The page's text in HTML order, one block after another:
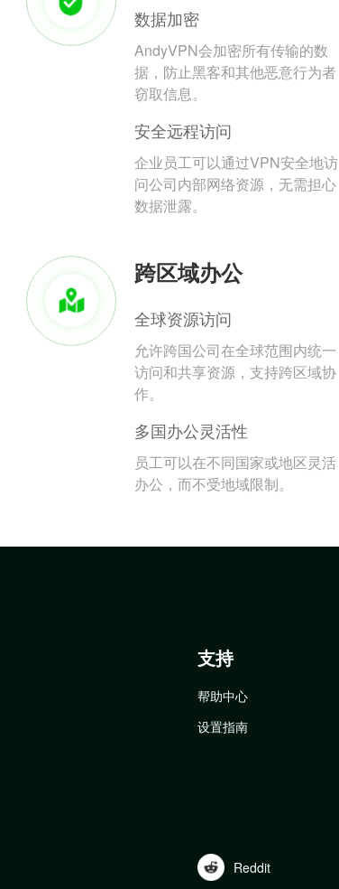
数据加密
AndyVPN会加密所有传输的数
据，防止黑客和其他恶意行为者
窃取信息。
安全远程访问
企业员工可以通过VPN安全地访
问公司内部网络资源，无需担心
数据泄露。
跨区域办公
全球资源访问
允许跨国公司在全球范围内统一
访问和共享资源，支持跨区域协
作。
多国办公灵活性
员工可以在不同国家或地区灵活
办公，而不受地域限制。
支持
帮助中心
设置指南
Reddit